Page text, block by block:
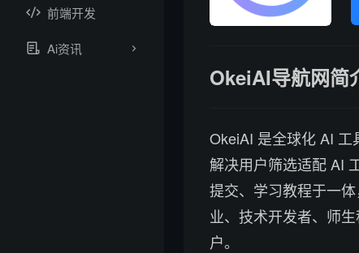
前端开发
Ai资讯
OkeiAI导航网简
OkeiAI 是全球化 AI 工
解决用户筛选适配 AI
提交、学习教程于一
业、技术开发者、师
户。